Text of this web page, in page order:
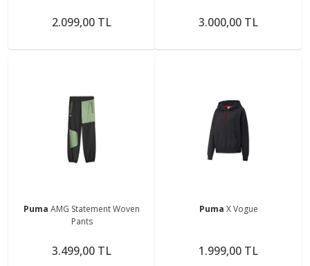
2.099,00 TL 3.000,00 TL
Puma AMG Statement Woven
Pants
3.499,00 TL
Puma X Vogue
1.999,00 TL